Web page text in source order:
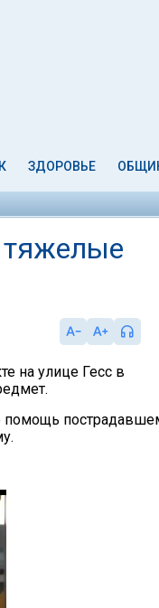
ЗДОРОВЬЕ
тяжелые
на улице Гесс в